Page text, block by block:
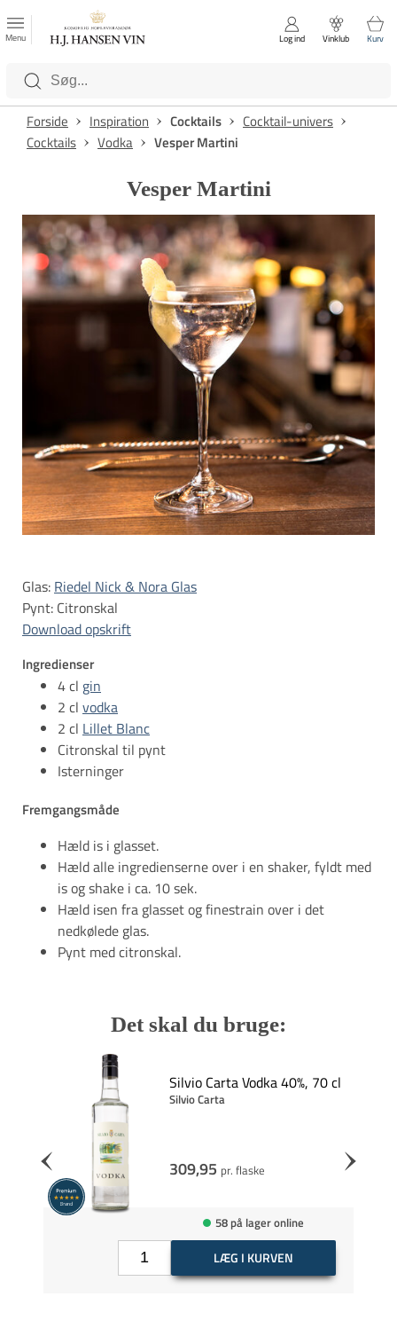
Luk
Kategorier
Menu Log ind Vinklub Kurv
Forside Inspiration Cocktails
Cocktail-univers
Cocktails
Vodka Vesper Martini
Vesper Martini
Glas: Riedel Nick & Nora Glas
Download opskrift
Ingredienser
4 cl gin
2 cl vodka
2 cl Lillet Blanc
Citronskal til pynt
Isterninger
Fremgangsmåde
Hæld is i glasset.
Hæld alle ingredienserne over i en shaker, fyldt med
is og shake i ca. 10 sek.
Hæld isen fra glasset og finestrain over i det
Pynt med citronskal.
Det skal du bruge:
Silvio Carta Vodka 40%, 70 cl
Silvio Carta
309,95 pr. flaske
58 på lager online
LÆG I KURVEN